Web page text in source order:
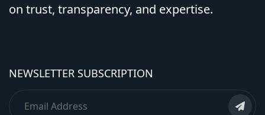
on trust, transparency, and expertise.
NEWSLETTER SUBSCRIPTION